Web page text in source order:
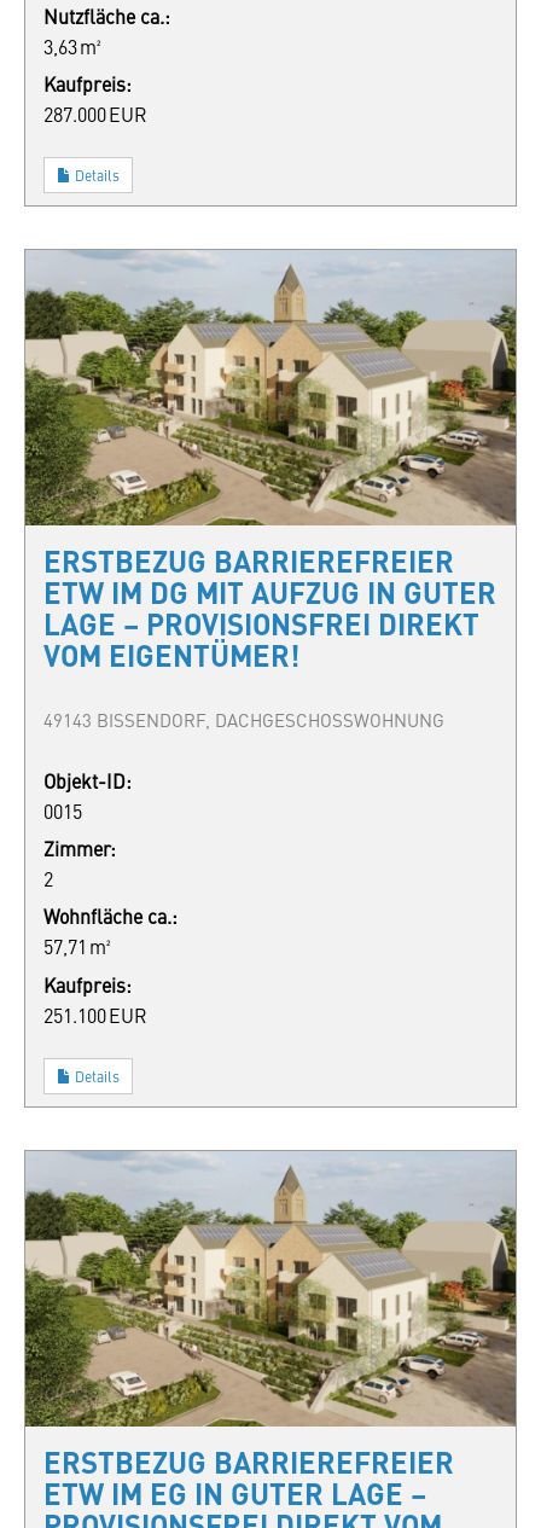
Nutzfläche ca.:
3,63 m²
Kaufpreis:
287.000 EUR
Details
ERSTBEZUG BARRIEREFREIER
ETW IM DG MIT AUFZUG IN GUTER
LAGE – PROVISIONSFREI DIREKT
VOM EIGENTÜMER!
49143 BISSENDORF, DACHGESCHOSSWOHNUNG
Objekt-ID:
0015
Zimmer:
2
Wohnfläche ca.:
57,71 m²
Kaufpreis:
251.100 EUR
Details
ERSTBEZUG BARRIEREFREIER
ETW IM EG IN GUTER LAGE –